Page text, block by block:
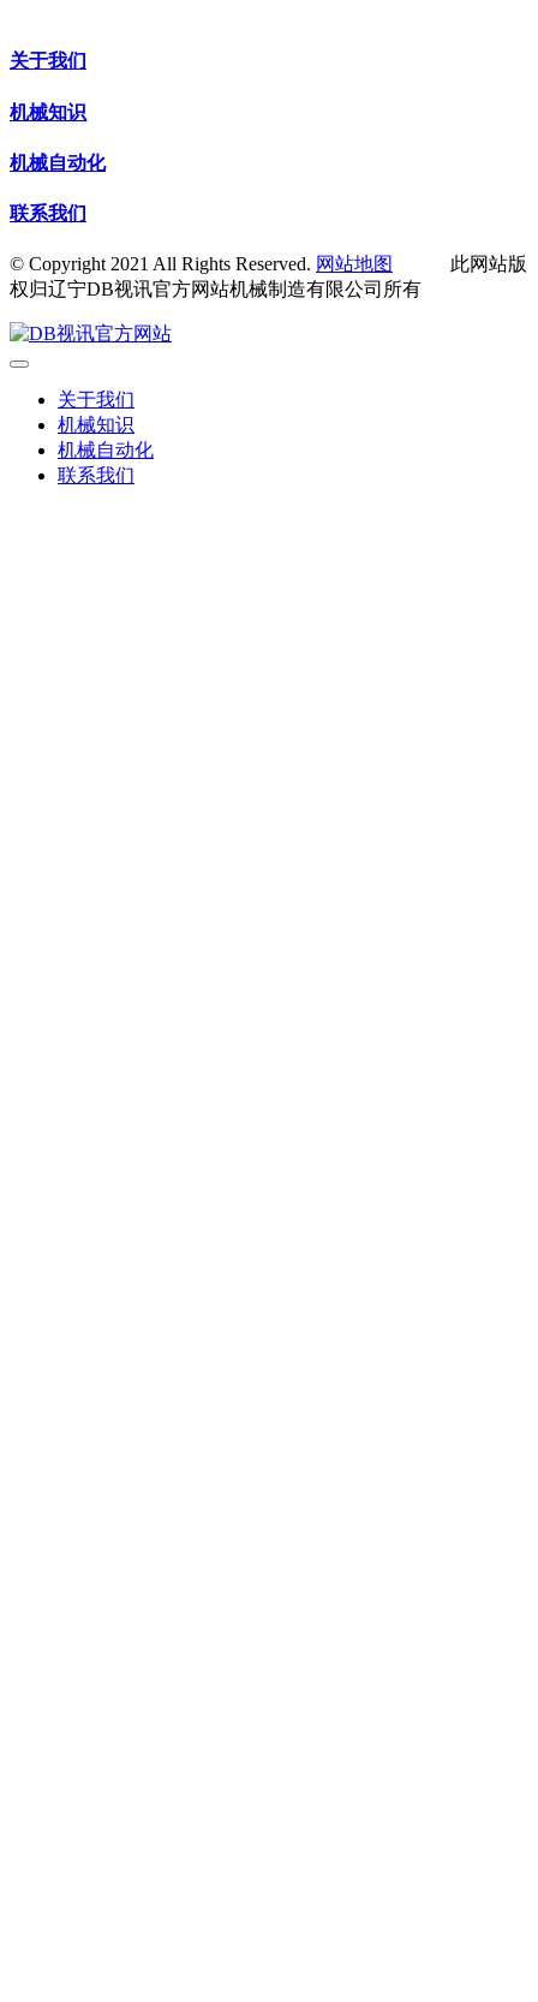
关于我们
机械知识
机械自动化
联系我们
© Copyright 2021 All Rights Reserved. 网站地图
此网站版
权归辽宁DB视讯官方网站机械制造有限公司所有
关于我们
机械知识
机械自动化
联系我们